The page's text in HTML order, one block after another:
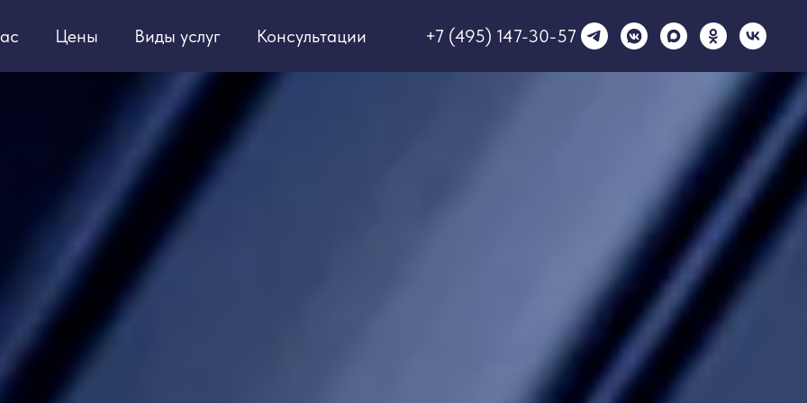
Цены Виды услуг Консультации +7 (495) 147-30-57